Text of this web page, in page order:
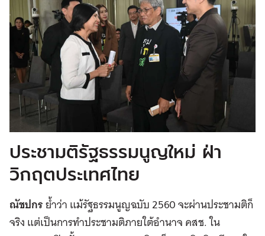
ประชามติรัฐธรรมนูญใหม่ ฝ่า
วิกฤตประเทศไทย
ณัชปกรย้ำว่า แม้รัฐธรรมนูญฉบับ 2560 จะผ่านประชามติก็
จริง แต่เป็นการทำประชามติภายใต้อำนาจ คสช. ใน